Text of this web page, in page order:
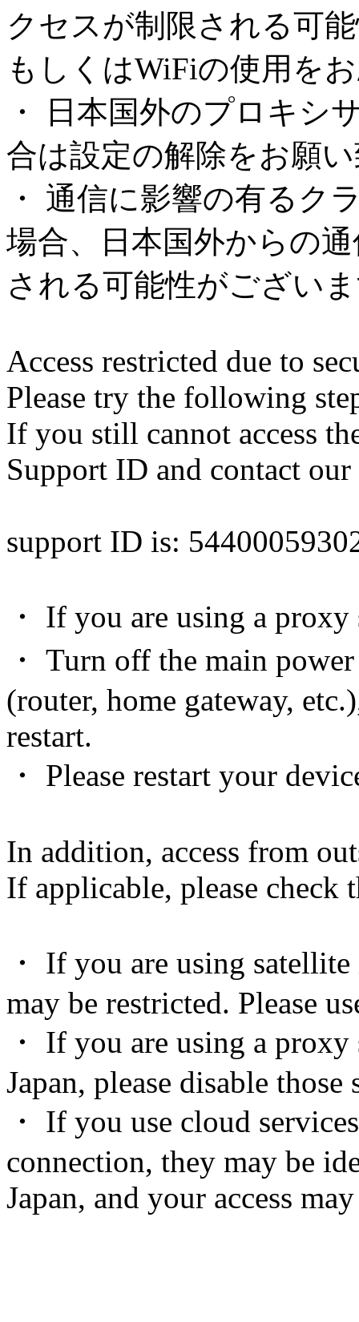
クセスが制限される可
もしくはWiFiの使用を
・ 日本国外のプロキシ
合は設定の解除をお願
・ 通信に影響の有るク
場合、日本国外からの
される可能性がござい
Access restricted due to
Please try the following
If you still cannot access
Support ID and contact
support ID is:
・ If you are using a
・ Turn off the main
(router, home gateway,
restart.
・ Please restart your
In addition, access from
If applicable, please
・ If you are using
may be restricted. Please
・ If you are using a
Japan, please disable those
・ If you use cloud
connection, they may be
Japan, and your access